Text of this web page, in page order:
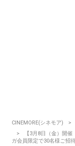
CINEMORE(シネモア)
【3月8日（金）開
ガ会員限定で30名様ご招待